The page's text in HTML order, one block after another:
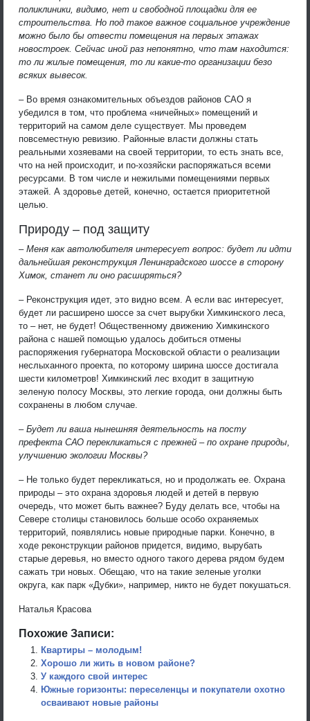
поликлиники, видимо, нет и свободной площадки для ее
строительства. Но под такое важное социальное учреждение
можно было бы отвести помещения на первых этажах
новостроек. Сейчас иной раз непонятно, что там находится:
то ли жилые помещения, то ли какие-то организации безо
всяких вывесок.
– Во время ознакомительных объездов районов САО я
убедился в том, что проблема «ничейных» помещений и
территорий на самом деле существует. Мы проведем
повсеместную ревизию. Районные власти должны стать
реальными хозяевами на своей территории, то есть знать все,
что на ней происходит, и по-хозяйски распоряжаться всеми
ресурсами. В том числе и нежилыми помещениями первых
этажей. А здоровье детей, конечно, остается приоритетной
целью.
Природу – под защиту
– Меня как автолюбителя интересует вопрос: будет ли идти
дальнейшая реконструкция Ленинградского шоссе в сторону
Химок, станет ли оно расширяться?
– Реконструкция идет, это видно всем. А если вас интересует,
будет ли расширено шоссе за счет вырубки Химкинского леса,
то – нет, не будет! Общественному движению Химкинского
района с нашей помощью удалось добиться отмены
распоряжения губернатора Московской области о реализации
неслыханного проекта, по которому ширина шоссе достигала
шести километров! Химкинский лес входит в защитную
зеленую полосу Москвы, это легкие города, они должны быть
сохранены в любом случае.
– Будет ли ваша нынешняя деятельность на посту
префекта САО перекликаться с прежней – по охране природы,
улучшению экологии Москвы?
– Не только будет перекликаться, но и продолжать ее. Охрана
природы – это охрана здоровья людей и детей в первую
очередь, что может быть важнее? Буду делать все, чтобы на
Севере столицы становилось больше особо охраняемых
территорий, появлялись новые природные парки. Конечно, в
ходе реконструкции районов придется, видимо, вырубать
старые деревья, но вместо одного такого дерева рядом будем
сажать три новых. Обещаю, что на такие зеленые уголки
округа, как парк «Дубки», например, никто не будет покушаться.
Наталья Красова
Похожие Записи:
Квартиры – молодым!
Хорошо ли жить в новом районе?
У каждого свой интерес
Южные горизонты: переселенцы и покупатели охотно
осваивают новые районы